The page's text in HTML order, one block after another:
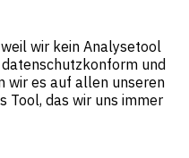
wir kein Analysetool
und
wir es auf allen unseren
Tool, das wir uns immer